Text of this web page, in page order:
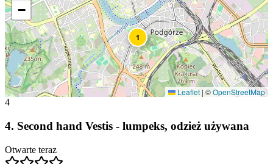
1
−
Leaflet | ©OpenStreetMap
4
4. Second hand Vestis - lumpeks, odzież używana
Otwarte teraz